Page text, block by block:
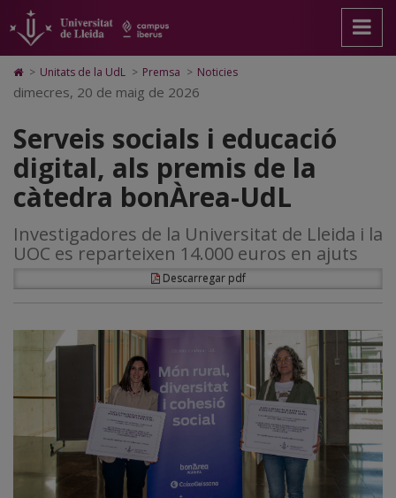
Serveis
socials
educació
digital,
als
premis
de
la
càtedra
bonÀrea-
UdL
pàgina
principal.
Universitat
Lleida
contingut
principal
Mapa
Web.
Universitat
Cerca
Accessibilitat.
Universitat
Lleida
Icono
de
Home
ir
a
la
página
de
inicio
> Unitats de la UdL > Premsa > Noticies
dimecres, 20 de maig de 2026
Serveis socials i educació
digital, als premis de la
càtedra bonÀrea-UdL
Investigadores de la Universitat de Lleida i la
UOC es reparteixen 14.000 euros en ajuts
Descarregar pdf